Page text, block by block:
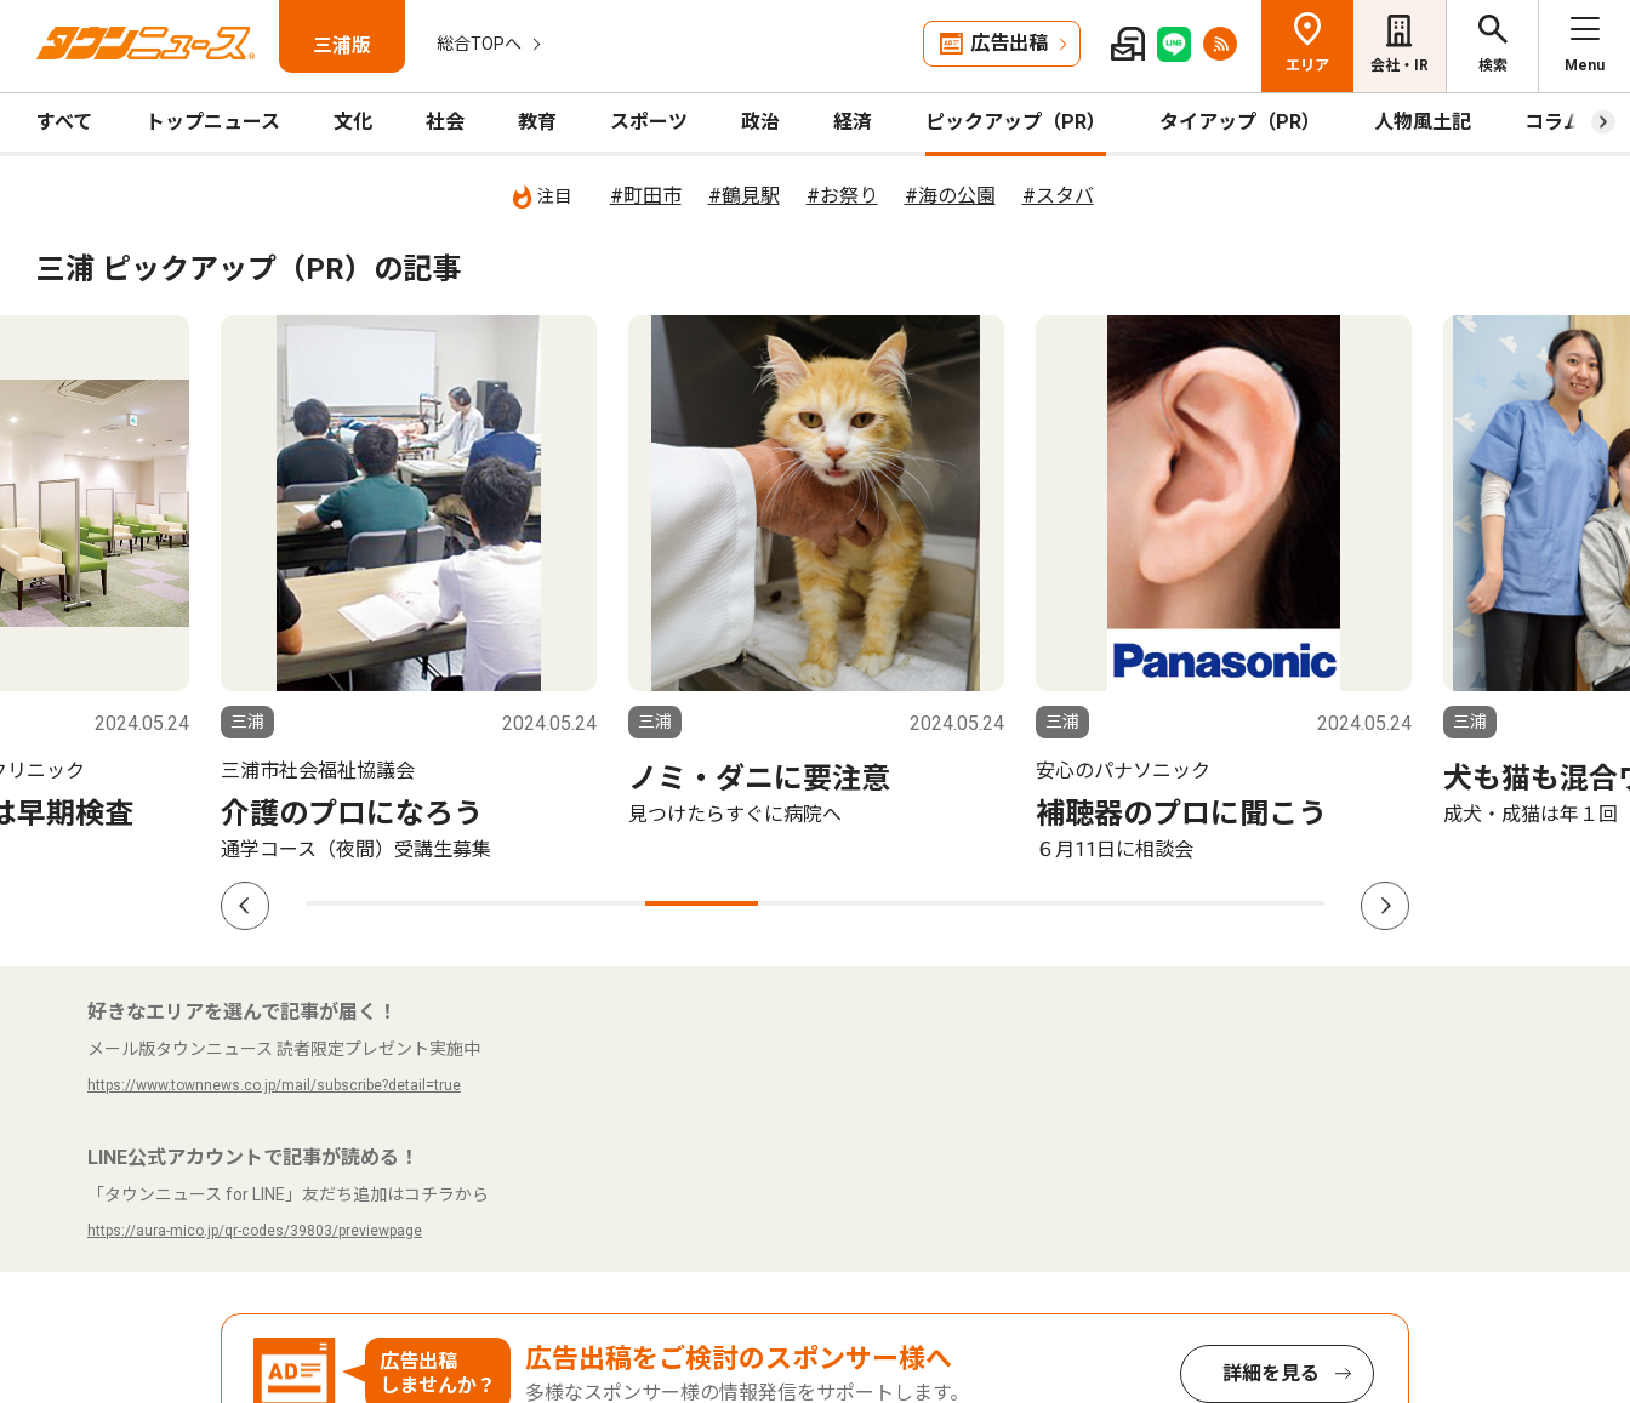
三浦版 総合TOPへ 広告出稿
エリア 会社・IR 検索 Menu
すべて トップニュース 文化 社会 教育 スポーツ 政治 経済 ピックアップ（PR） タイアップ（PR） 人物風土記 コラム
注目 #町田市 #鶴見駅 #お祭り #海の公園 #スタバ
三浦 ピックアップ（PR）の記事
2024.05.24
ろう
三浦 2024.05.24
ノミ・ダニに要注意
見つけたらすぐに病院へ
三浦 2024.05.24
安心のパナソニック
補聴器のプロに聞こう
三浦 2024.04.26
犬も猫も混合ワクチン
成犬・成猫は年１回
三浦
趣味や生きが
タウンニュースの自
好きなエリアを選んで記事が届く！
メール版タウンニュース 読者限定プレゼント実施中
https://www.townnews.co.jp/mail/subscribe?detail=true
LINE公式アカウントで記事が読める！
「タウンニュース for LINE」友だち追加はコチラから
https://aura-mico.jp/qr-codes/39803/previewpage
広告出稿
しませんか？
広告出稿をご検討のスポンサー様へ
多様なスポンサー様の情報発信をサポートします。
詳細を見る